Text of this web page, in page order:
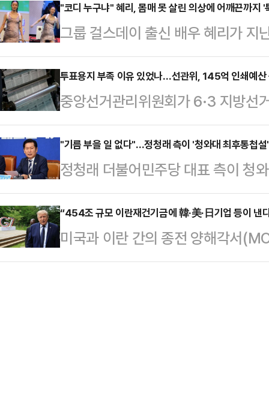
체질 개선을 이뤄낼 수 있을지 주
일) 코스닥 지수는 전 거래일 대
거래를 마쳤다.올해 110거래일 중
89거래일이다.앞서 코스닥은 올
1월 6일 이후 약 4년 만에 ‘천스닥
"코디 누구냐" 혜리, 몸매 못 살린 의상에 어깨끈까지 '
그룹 걸스데이 출신 배우 혜리가
팬 미팅에서 의상 논란과 돌발 사고
해 기획 단계부터 직접 참여하며 공
아쉬움을 남겼다는 평가가 이어졌
비스(SNS)에는 당시 혜리의 팬미
다. 혜리는 이날 몸에 밀착되는 원
스러운 매력을 발산했다.하지만 일
다는 반응을 보였다. …
투표용지 부족 이유 있었나…선관위, 145억 인쇄예산
중앙선거관리위원회가 6·3 지방선
도 실제 집행은 절반 수준에 그친
회 소속 송언석 국민의힘 의원이 중
선관위는 전국 지방자치단체들에
110%'를 기준으로 확보하도록 요
지만 실제 집행액은 편성액의
나타났다.지역별 예산 집행률은
(79.2%)·경남(75.2%)…
"기름 부을 일 없다"…정청래 측이 '청와대 최후통첩
정청래 더불어민주당 대표 측이 청
해석을 경계했다.김진욱 민주당 당
'김준우 뉴스 정면승부'에 출연해
하며 "보고 좀 이해가 안 간 부분이
나라는 생각을 다시 한번 하지 않을
“454조 규모 이란재건기금에 韓·美·日기업 등이 낸
미국과 이란 간의 종전 양해각서
의 이란재건기금을 조성하는 방안